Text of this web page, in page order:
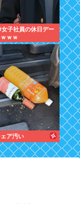
女子社員の休日デー
ｗｗ
ア汚い